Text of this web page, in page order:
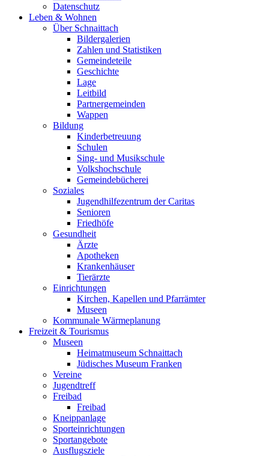
Datenschutz
Leben & Wohnen
Über Schnaittach
Bildergalerien
Zahlen und Statistiken
Gemeindeteile
Geschichte
Lage
Leitbild
Partnergemeinden
Wappen
Bildung
Kinderbetreuung
Schulen
Sing- und Musikschule
Volkshochschule
Gemeindebücherei
Soziales
Jugendhilfezentrum der Caritas
Senioren
Friedhöfe
Gesundheit
Ärzte
Apotheken
Krankenhäuser
Tierärzte
Einrichtungen
Kirchen, Kapellen und Pfarrämter
Museen
Kommunale Wärmeplanung
Freizeit & Tourismus
Museen
Heimatmuseum Schnaittach
Jüdisches Museum Franken
Vereine
Jugendtreff
Freibad
Freibad
Kneippanlage
Sporteinrichtungen
Sportangebote
Ausflugsziele